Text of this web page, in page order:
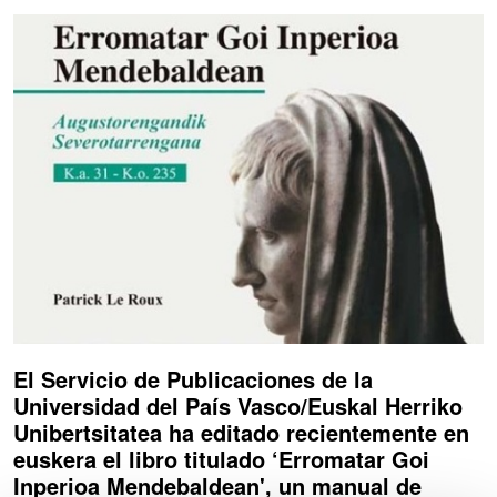
El Servicio de Publicaciones de la
Universidad del País Vasco/Euskal Herriko
Unibertsitatea ha editado recientemente en
euskera el libro titulado ‘Erromatar Goi
Inperioa Mendebaldean', un manual de